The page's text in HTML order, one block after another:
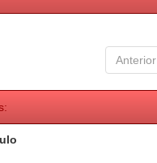
Anterior